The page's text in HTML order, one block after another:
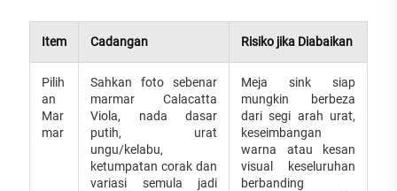
Item Cadangan Risiko jika Diabaikan
Pilih
an
Mar
mar
Sahkan foto sebenar
marmar Calacatta
Viola, nada dasar
putih, urat
ungu/kelabu,
ketumpatan corak dan
variasi semula jadi
Meja sink siap
mungkin berbeza
dari segi arah urat,
keseimbangan
warna atau kesan
visual keseluruhan
berbanding